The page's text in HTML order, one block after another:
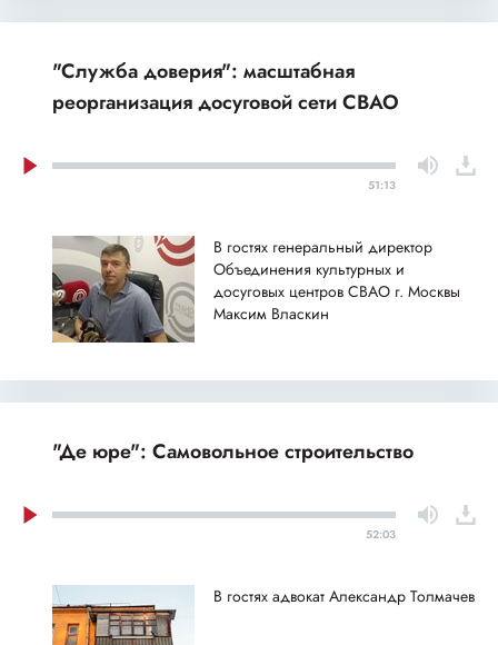
"Служба доверия": масштабная
реорганизация досуговой сети СВАО
51:13
В гостях генеральный директор
Объединения культурных и
досуговых центров СВАО г. Москвы
Максим Власкин
"Де юре": Самовольное строительство
52:03
В гостях адвокат Александр Толмачев